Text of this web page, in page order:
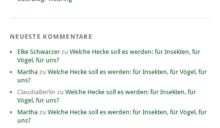
NEUESTE KOMMENTARE
Elke Schwarzer zu Welche Hecke soll es werden: für Insekten, für
Vögel, für uns?
Martha zu Welche Hecke soll es werden: für Insekten, für Vögel, für
uns?
ClaudiaBerlin zu Welche Hecke soll es werden: für Insekten, für
Vögel, für uns?
Martha zu Welche Hecke soll es werden: für Insekten, für Vögel, für
uns?